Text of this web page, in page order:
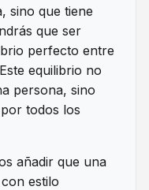
sino que tiene
que ser
perfecto entre
equilibrio no
persona, sino
todos los
añadir que una
estilo